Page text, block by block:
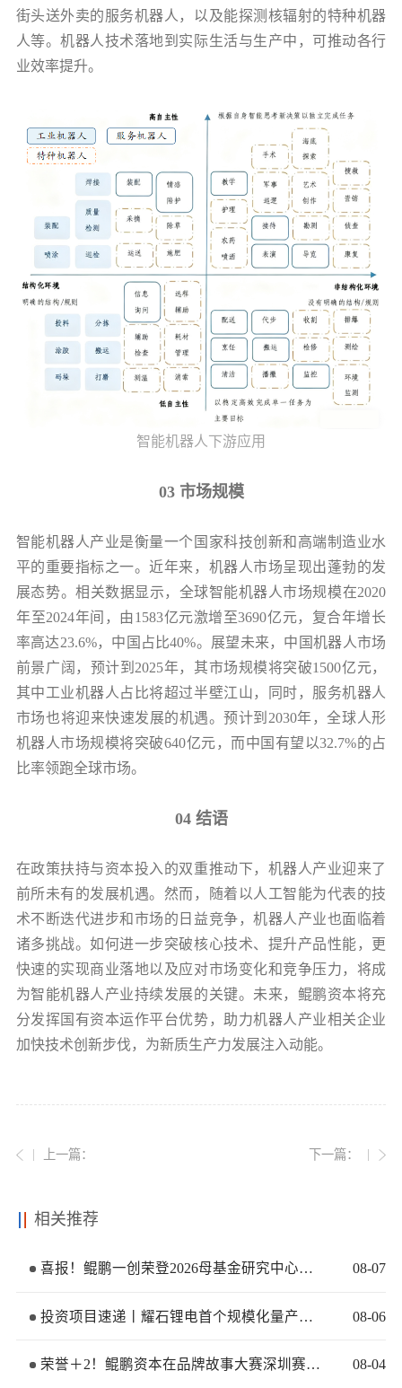
街头送外卖的服务机器人，以及能探测核辐射的特种机器
人等。机器人技术落地到实际生活与生产中，可推动各行
业效率提升。
智能机器人下游应用
03 市场规模
智能机器人产业是衡量一个国家科技创新和高端制造业水
平的重要指标之一。近年来，机器人市场呈现出蓬勃的发
展态势。相关数据显示，全球智能机器人市场规模在2020
年至2024年间，由1583亿元激增至3690亿元，复合年增长
率高达23.6%，中国占比40%。展望未来，中国机器人市场
前景广阔，预计到2025年，其市场规模将突破1500亿元，
其中工业机器人占比将超过半壁江山，同时，服务机器人
市场也将迎来快速发展的机遇。预计到2030年，全球人形
机器人市场规模将突破640亿元，而中国有望以32.7%的占
比率领跑全球市场。
04 结语
在政策扶持与资本投入的双重推动下，机器人产业迎来了
前所未有的发展机遇。然而，随着以人工智能为代表的技
术不断迭代进步和市场的日益竞争，机器人产业也面临着
诸多挑战。如何进一步突破核心技术、提升产品性能，更
快速的实现商业落地以及应对市场变化和竞争压力，将成
为智能机器人产业持续发展的关键。未来，鲲鹏资本将充
分发挥国有资本运作平台优势，助力机器人产业相关企业
加快技术创新步伐，为新质生产力发展注入动能。
上一篇： 下一篇：
相关推荐
喜报！鲲鹏一创荣登2026母基金研究中心两大榜单 08-07
投资项目速递丨耀石锂电首个规模化量产基地签约落地 08-06
荣誉＋2！鲲鹏资本在品牌故事大赛深圳赛区再获佳绩 08-04